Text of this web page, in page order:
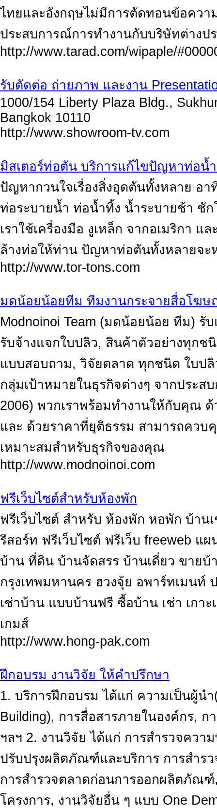
ไทยและอังกฤษไม่มีการตัดทอนข้อควา
ประสบการณ์การทำงานกับบริษัทต่างป
http://www.tarad.com/wipaple/
รับตัดต่อ ถ่ายภาพ และงาน
1000/154 Liberty Plaza Bldg.,
Bangkok 10110
http://www.showroom-tv.com
มิสเตอร์ท่อตัน บริการแก้ไขปัญหาท่อน้
ปัญหากวนใจเรื่องสิ่งอุดตันทั้งหลาย อ
ท่อระบายน้ำ ท่อน้ำทิ้ง น้ำระบายช้า
เราใช้เครื่องมือ งูเหล็ก จากอเมริกา
ล้างท่อให้ท่าน ปัญหาท่อตันทั้งหลายจะ
http://www.tor-tons.com
มดน้อยน้อยทีม ทีมงานกระจายสื่อโฆ
Modnoinoi Team (มดน้อยน้อย ทีม) รั
รับจ้างแจกใบปลิว, สินค้าตัวอย่างทุกช
แบบสอบถาม, วิจัยตลาด ทุกชนิด ใบป
กลุ่มเป้าหมายในธุรกิจต่างๆ จากประส
2006) พวกเราพร้อมทำงานให้กับคุณ
และ ด้วยราคาที่ยุติธรรม สามารถคว
เหมาะสมสำหรับธุรกิจของคุณ
http://www.modnoinoi.com
ฟรีเว็บไซต์สำหรับห้องพัก
ฟรีเว็บไซต์ สำหรับ ห้องพัก หอพัก บ้าน
รีสอร์ท ฟรีเว็บไซต์ ฟรีเว็บ freeweb แ
บ้าน ที่ดิน บ้านจัดสรร บ้านเดี่ยว ขาย
กรุงเทพมหานคร ฮวงจุ้ย อพาร์ทเมนท์
เช่าบ้าน แบบบ้านฟรี ซื้อบ้าน เช่า เกาะ
เกมส์
http://www.hong-pak.com
ฝึกอบรม งานวิจัย ให้คำปรึกษา
1. บริการฝึกอบรม ได้แก่ ความเป็นผู้น
Building), การสื่อสารภายในองค์กร,
ฯลฯ 2. งานวิจัย ได้แก่ การสำรวจควา
ปรับปรุงผลิตภัณฑ์และบริการ การสำร
การสำรวจตลาดก่อนการออกผลิตภัณ
โครงการ, งานวิจัยอื่น ๆ แบบ One